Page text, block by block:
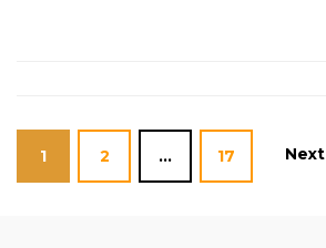
1 2 … 17 Next